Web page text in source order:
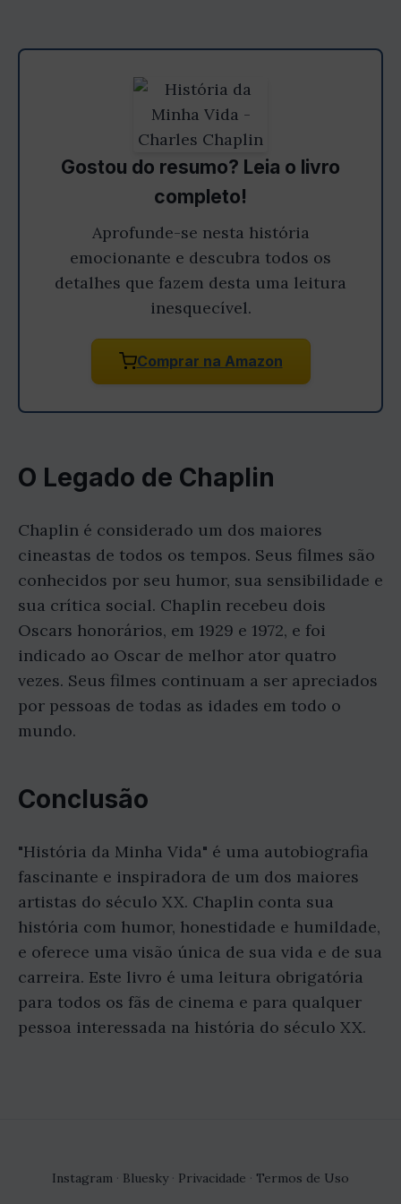
Gostou do resumo? Leia o livro
completo!
Aprofunde-se nesta história
emocionante e descubra todos os
detalhes que fazem desta uma leitura
inesquecível.
Comprar na Amazon
O Legado de Chaplin
Chaplin é considerado um dos maiores
cineastas de todos os tempos. Seus filmes são
conhecidos por seu humor, sua sensibilidade e
sua crítica social. Chaplin recebeu dois
Oscars honorários, em 1929 e 1972, e foi
indicado ao Oscar de melhor ator quatro
vezes. Seus filmes continuam a ser apreciados
por pessoas de todas as idades em todo o
mundo.
Conclusão
"História da Minha Vida" é uma autobiografia
fascinante e inspiradora de um dos maiores
artistas do século XX. Chaplin conta sua
história com humor, honestidade e humildade,
e oferece uma visão única de sua vida e de sua
carreira. Este livro é uma leitura obrigatória
para todos os fãs de cinema e para qualquer
pessoa interessada na história do século XX.
Instagram · Bluesky· Privacidade · Termos de Uso